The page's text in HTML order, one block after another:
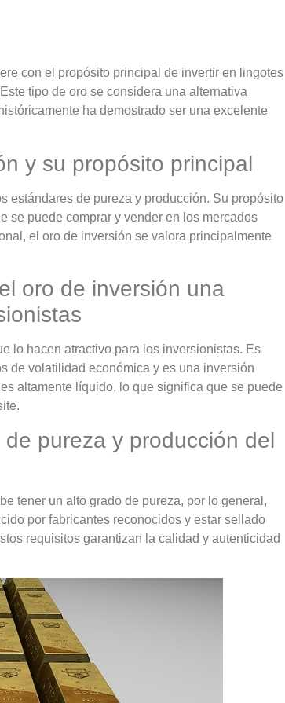
con el propósito principal de invertir en lingotes
tipo de oro se considera una alternativa
ha demostrado ser una excelente
y su propósito principal
estándares de pureza y producción. Su propósito
se puede comprar y vender en los mercados
el oro de inversión se valora principalmente
oro de inversión una
lo hacen atractivo para los inversionistas. Es
de volatilidad económica y es una inversión
altamente líquido, lo que significa que se puede
pureza y producción del
tener un alto grado de pureza, por lo general,
por fabricantes reconocidos y estar sellado
requisitos garantizan la calidad y autenticidad